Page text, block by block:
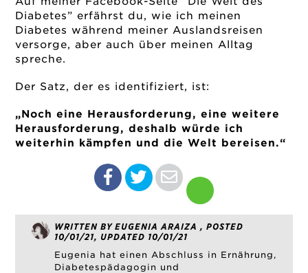
Diabetes” erfährst du, wie ich meinen
Diabetes während meiner Auslandsreisen
versorge, aber auch über meinen Alltag
spreche.
Der Satz, der es identifiziert, ist:
„Noch eine Herausforderung, eine weitere
Herausforderung, deshalb würde ich
weiterhin kämpfen und die Welt bereisen.“
WRITTEN BY EUGENIA ARAIZA , POSTED
10/01/21, UPDATED 10/01/21
Eugenia hat einen Abschluss in Ernährung,
Diabetespädagogin und